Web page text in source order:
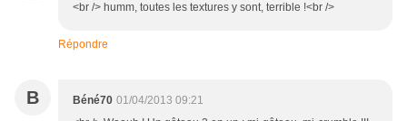
<br /> humm, toutes les textures y sont, terrible !<br />
Répondre
B Béné70 01/04/2013 09:21